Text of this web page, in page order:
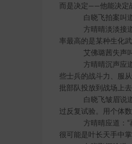
而是决定——他能决定
白晓飞拍案叫道
方晴晴淡淡接道
率最高的是某种生化
艾佛璐茜失声叫
方晴晴沉声应道
些士兵的战斗力、服
批部队投放到战场上去
白晓飞皱眉说道
过反复试验。用个体
方晴晴应道：“再
很可能是叶长天手中